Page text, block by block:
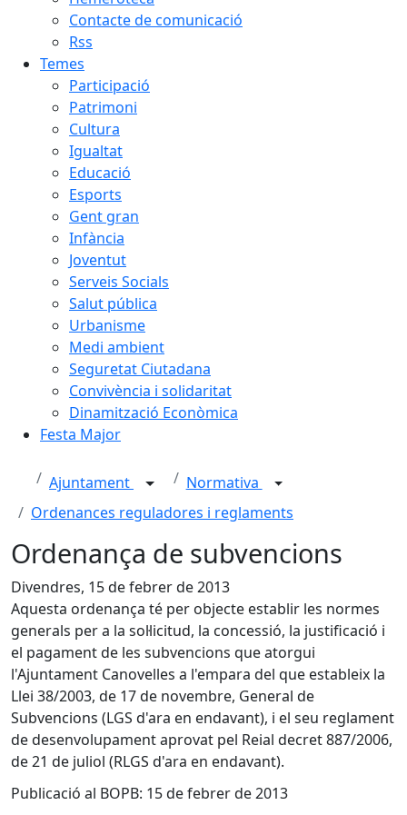
Contacte de comunicació
Rss
Temes
Participació
Patrimoni
Cultura
Igualtat
Educació
Esports
Gent gran
Infància
Joventut
Serveis Socials
Salut pública
Urbanisme
Medi ambient
Seguretat Ciutadana
Convivència i solidaritat
Dinamització Econòmica
Festa Major
Ajuntament
Normativa
Ordenances reguladores i reglaments
Ordenança de subvencions
Divendres, 15 de febrer de 2013
Aquesta ordenança té per objecte establir les normes
generals per a la sol·licitud, la concessió, la justificació i
el pagament de les subvencions que atorgui
l'Ajuntament Canovelles a l'empara del que estableix la
Llei 38/2003, de 17 de novembre, General de
Subvencions (LGS d'ara en endavant), i el seu reglament
de desenvolupament aprovat pel Reial decret 887/2006,
de 21 de juliol (RLGS d'ara en endavant).
Publicació al BOPB: 15 de febrer de 2013